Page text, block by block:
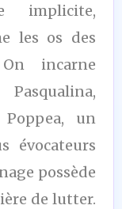
implicite,
les os des
incarne
Poppea, un
évocateurs
possède
de lutter.